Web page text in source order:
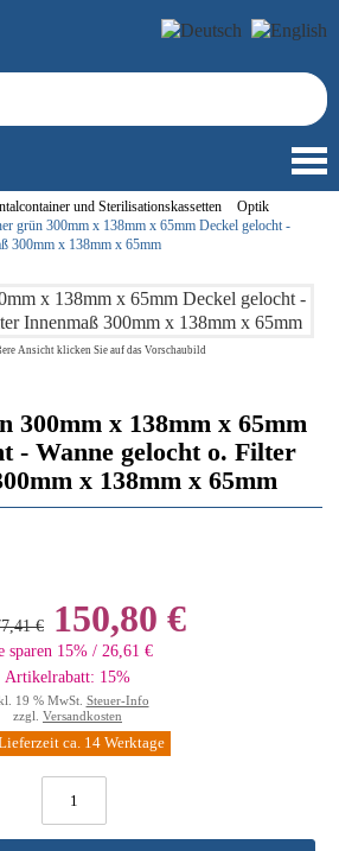
und Sterilisationskassetten
Optik
grün 300mm x 138mm x 65mm Deckel gelocht -
300mm x 138mm x 65mm
Ansicht klicken Sie auf das Vorschaubild
300mm x 138mm x 65mm
- Wanne gelocht o. Filter
x 138mm x 65mm
€ 150,80 €
sparen 15% / 26,61 €
Artikelrabatt: 15%
19 % MwSt. Steuer-Info
zzgl. Versandkosten
ca. 14 Werktage